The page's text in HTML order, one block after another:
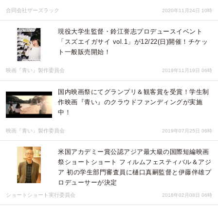
合同会社ザーズラック 2020年11月24日 10時
現役大学生監督・鈴江誉志プロデュースイベント
「スズエイガサイ vol.1」が12/22(日)開催！チケッ
ト一般販売開始！
映画『青い』製作委員会 2019年11月19日 06時
国内映画祭にてグランプリ＆観客賞を受賞！学生制
作映画『青い』のクラウドファンディングが実施
中！
映画『青い』製作委員会 2019年07月25日 06時
米国アカデミー賞公認アジア最大級の国際短編映画
祭ショートショート フィルムフェスティバル＆アジ
ア 初の学生部門審査員に樋口真嗣監督と伊藤伴雄プ
ロデューサーが決定
ショートショート実行委員会 2018年02月08日 06時